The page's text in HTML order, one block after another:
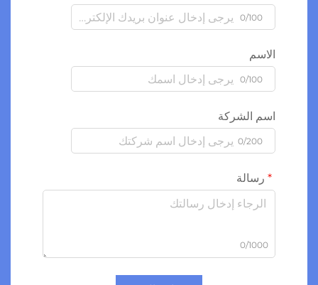
الشركة